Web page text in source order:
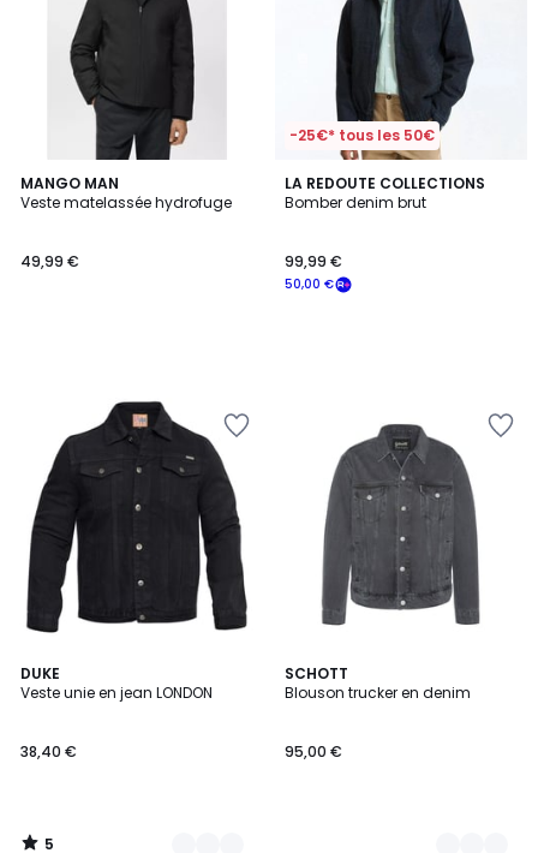
MANGO MAN
Veste matelassée hydrofuge
49,99 €
-25€* tous les 50€
LA REDOUTE COLLECTIONS
Bomber denim brut
50,00 €
99,99 €
DUKE
Veste unie en jean LONDON
38,40 €
5
/
2
Couleurs
5
SCHOTT
Blouson trucker en denim
95,00 €
3
Couleurs